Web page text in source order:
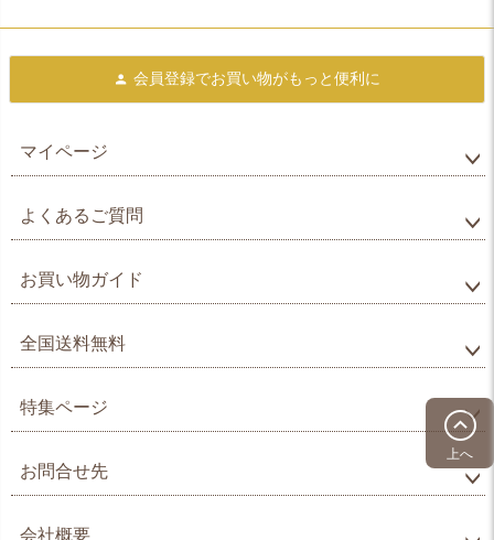
上へ
会員登録でお買い物がもっと便利に
マイページ
よくあるご質問
お買い物ガイド
全国送料無料
特集ページ
お問合せ先
会社概要